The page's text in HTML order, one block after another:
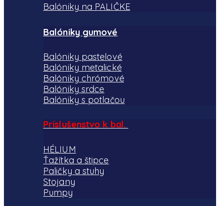
Balóniky na PALIČKE
Balóniky gumové
Balóniky pastelové
Balóniky metalické
Balóniky chrómové
Balóniky srdce
Balóniky s potlačou
Príslušenstvo k bal.
HÉLIUM
Ťažítka a štipce
Paličky a stuhy
Stojany
Pumpy